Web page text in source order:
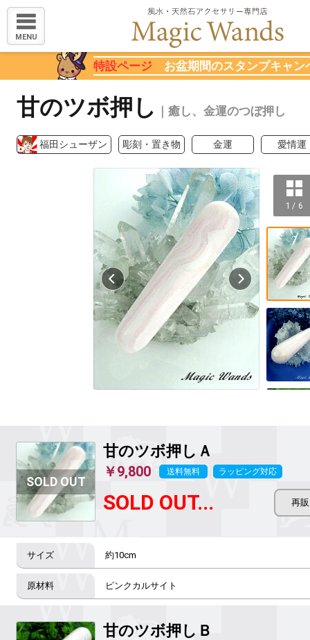
MENU
特設ページ お盆期間のスタンプキャン
甘のツボ押し ｜癒し、金運のつぼ押し
福田シューザン 彫刻・置き物 金運 愛情運
1 / 6
甘のツボ押しＡ
￥9,800 送料無料 ラッピング対応
SOLD OUT...
約10cm
ピンクカルサイト
甘のツボ押しＢ